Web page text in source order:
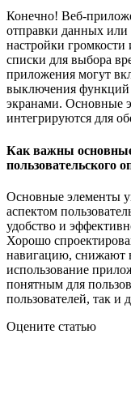
Конечно! Веб-
отправки данных
настройки
списки для выбора
приложения могут
выключения
экранами. Основные
интегрируются для
Как важны
пользовательского
Основные элементы
аспектом
удобство и
Хорошо
навигацию, снижают
использование
понятным для
пользователей, так и
Оцените статью